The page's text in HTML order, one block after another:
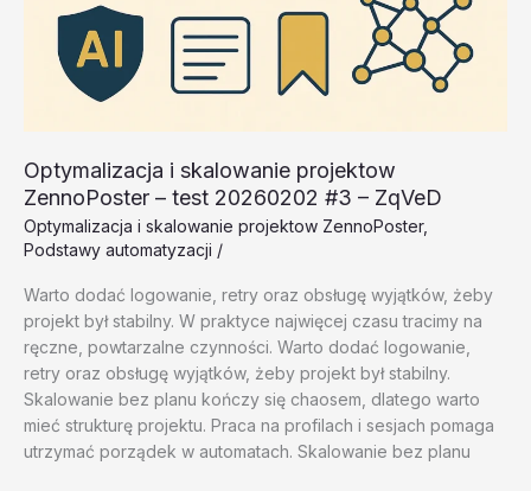
Optymalizacja i skalowanie projektow
ZennoPoster – test 20260202 #3 – ZqVeD
Optymalizacja i skalowanie projektow ZennoPoster,
Podstawy automatyzacji /
Warto dodać logowanie, retry oraz obsługę wyjątków, żeby
projekt był stabilny. W praktyce najwięcej czasu tracimy na
ręczne, powtarzalne czynności. Warto dodać logowanie,
retry oraz obsługę wyjątków, żeby projekt był stabilny.
Skalowanie bez planu kończy się chaosem, dlatego warto
mieć strukturę projektu. Praca na profilach i sesjach pomaga
utrzymać porządek w automatach. Skalowanie bez planu